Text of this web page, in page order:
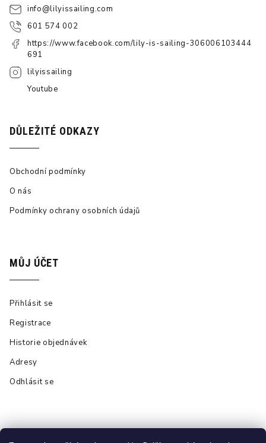
info@lilyissailing.com
601 574 002
https://www.facebook.com/lily-is-sailing-306006103444
691
lilyissailing
Youtube
DŮLEŽITÉ ODKAZY
Obchodní podmínky
O nás
Podmínky ochrany osobních údajů
MŮJ ÚČET
Přihlásit se
Registrace
Historie objednávek
Adresy
Odhlásit se